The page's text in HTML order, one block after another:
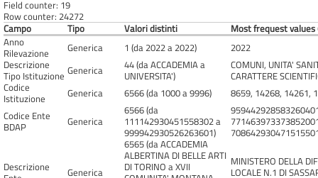
Field counter: 19
Row counter: 24272
Campo
Tipo Valori distinti
Most frequest values
Anno
Rilevazione
Generica 1 (da 2022 a 2022)
2022
Descrizione
Tipo Istituzione Generica
44 (da ACCADEMIA a
UNIVERSITA')
COMUNI, UNITA'
CARATTERE
Codice
Istituzione
Generica 6566 (da 1000 a 9996)
8659, 14268, 14261,
Codice Ente
BDAP
Generica
6566 (da
111142930451558302 a
999942930526263601)
Descrizione
Generica
6565 (da ACCADEMIA
ALBERTINA DI BELLE ARTI
DI TORINO a XVII
MINISTERO DELLA
LOCALE N.1 DI